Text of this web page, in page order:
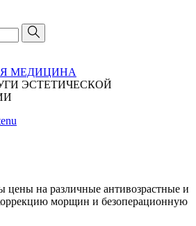
МЕДИЦИНА
ЭСТЕТИЧЕСКОЙ
цены на различные антивозрастные и
морщин и безоперационную